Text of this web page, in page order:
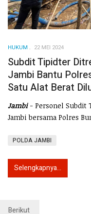
HUKUM 22 MEI 2024
Subdit Tipidter
Jambi Bantu
Satu Alat Berat
Jambi- Personel Subdit
Jambi bersama Polres
POLDA JAMBI
Selengkapnya...
Berikut